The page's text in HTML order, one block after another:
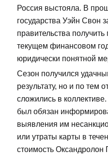
Россия выстояла. В
государства Уэйн Свон
правительства
текущем финансовом
юридически понятной
Сезон получился
результату, но и по тем
сложились в
был обязан
выявления им
или утраты карты в
стоимость